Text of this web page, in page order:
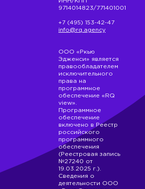
9714014823/771401001
+7 (495) 153-42-47
info@rq.agency
ООО «Ркью
Эдженси» является
правообладателем
исключительного
права на
программное
обеспечение «RQ
view».
Программное
обеспечение
включено в Реестр
российского
программного
обеспечения
(Реестровая запись
№27240 от
19.03.2025 г.).
Сведения о
деятельности ООО